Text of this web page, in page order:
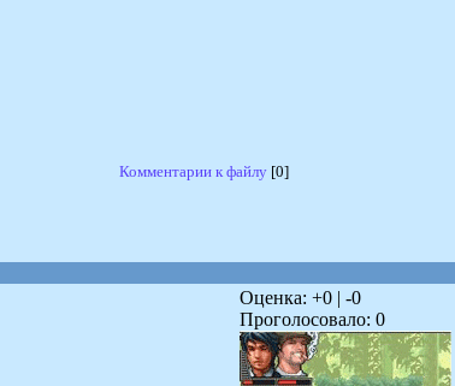
Комментарии к файлу [0]
Оценка: +0 | -0
Проголосовало: 0